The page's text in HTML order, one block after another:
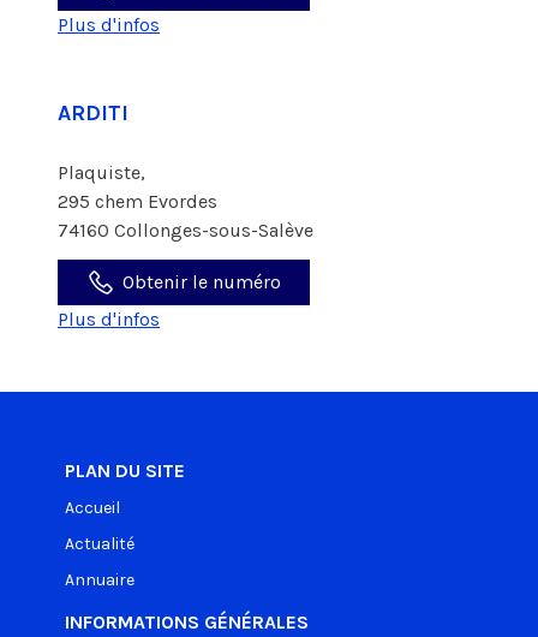
Plus d'infos
ARDITI
Plaquiste,
295 chem Evordes
74160 Collonges-sous-Salève
Obtenir le numéro
Plus d'infos
PLAN DU SITE
Accueil
Actualité
Annuaire
INFORMATIONS GÉNÉRALES